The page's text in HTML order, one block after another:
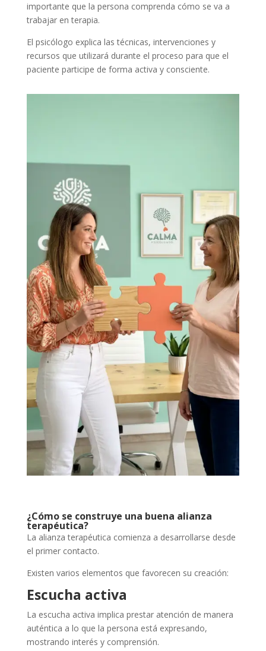
importante que la persona comprenda cómo se va a
trabajar en terapia.
El psicólogo explica las técnicas, intervenciones y
recursos que utilizará durante el proceso para que el
paciente participe de forma activa y consciente.
¿Cómo se construye una buena alianza
terapéutica?
La alianza terapéutica comienza a desarrollarse desde
el primer contacto.
Existen varios elementos que favorecen su creación:
Escucha activa
La escucha activa implica prestar atención de manera
auténtica a lo que la persona está expresando,
mostrando interés y comprensión.